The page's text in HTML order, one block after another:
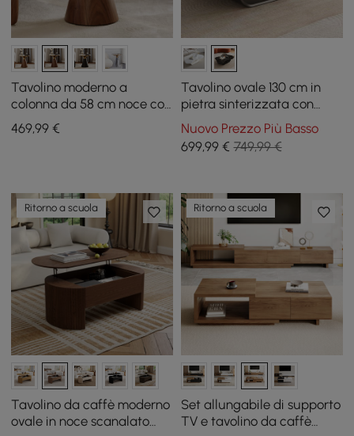
Tavolino moderno a
colonna da 58 cm noce con
piano in travertino
469,99 €
Tavolino ovale 130 cm in
pietra sinterizzata con
contenitore
Nuovo Prezzo Più Basso
699,99€ 749,99 €
Ritorno a scuola
Tavolino da caffè moderno
ovale in noce scanalato
Ritorno a scuola
Set allungabile di supporto
TV e tavolino da caffè